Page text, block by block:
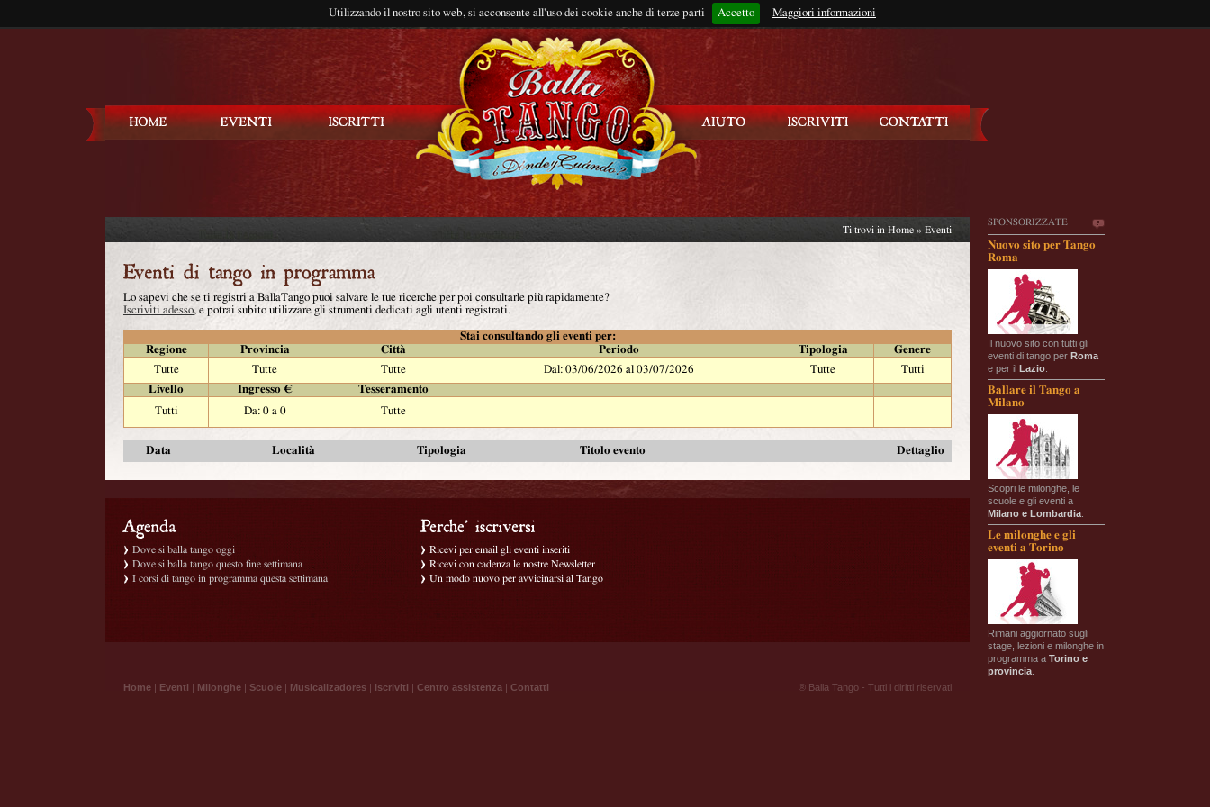
Utilizzando il nostro sito web, si acconsente all'uso dei cookie anche di terze parti Accetto Maggiori informazioni
Rimani connesso?
SPONSORIZZATE
Nuovo sito per Tango
Roma
Il nuovo sito con tutti gli
eventi di tango per Roma
e per il Lazio
Ballare il Tango a
Milano
Scopri le milonghe, le
scuole e gli eventi a
Milano e Lombardia
Le milonghe e gli
eventi a Torino
Rimani aggiornato sugli
stage, lezioni e milonghe in
programma a Torino e
provincia
Ti trovi in Home » Eventi
Lo sapevi che se ti registri a BallaTango puoi salvare le tue ricerche per poi consultarle più rapidamente?
Iscriviti adesso, e potrai subito utilizzare gli strumenti dedicati agli utenti registrati.
Stai consultando gli eventi per:
Regione
Provincia Città Periodo Tipologia
Genere
Tutte
Tutte Tutte Dal: 03/06/2026 al 03/07/2026 Tutte
Tutti
Livello
Ingresso €
Tesseramento
Tutti
Da: 0 a 0 Tutte
Data Località Tipologia Titolo evento Dettaglio
Dove si balla tango oggi
Dove si balla tango questo fine settimana
I corsi di tango in programma questa settimana
Ricevi per email gli eventi inseriti
Ricevi con cadenza le nostre Newsletter
Un modo nuovo per avvicinarsi al Tango
Home | Eventi | Milonghe | Scuole | Musicalizadores | Iscriviti | Centro assistenza | Contatti ® Balla Tango - Tutti i diritti riservati